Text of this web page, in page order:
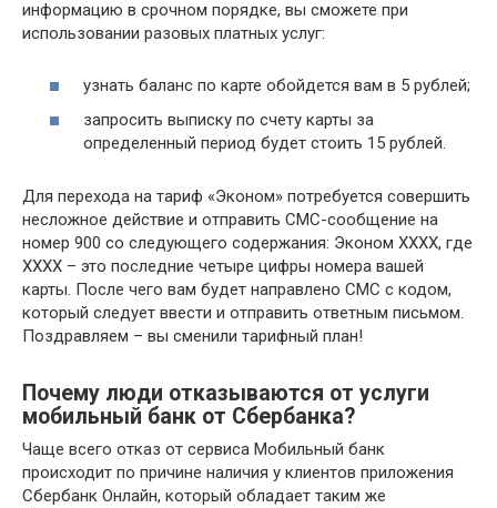
информацию в срочном порядке, вы сможете при
использовании разовых платных услуг:
узнать баланс по карте обойдется вам в 5 рублей;
запросить выписку по счету карты за
определенный период будет стоить 15 рублей.
Для перехода на тариф «Эконом» потребуется совершить
несложное действие и отправить СМС-сообщение на
номер 900 со следующего содержания: Эконом XXXX, где
XXXX – это последние четыре цифры номера вашей
карты. После чего вам будет направлено СМС с кодом,
который следует ввести и отправить ответным письмом.
Поздравляем – вы сменили тарифный план!
Почему люди отказываются от услуги
мобильный банк от Сбербанка?
Чаще всего отказ от сервиса Мобильный банк
происходит по причине наличия у клиентов приложения
Сбербанк Онлайн, который обладает таким же